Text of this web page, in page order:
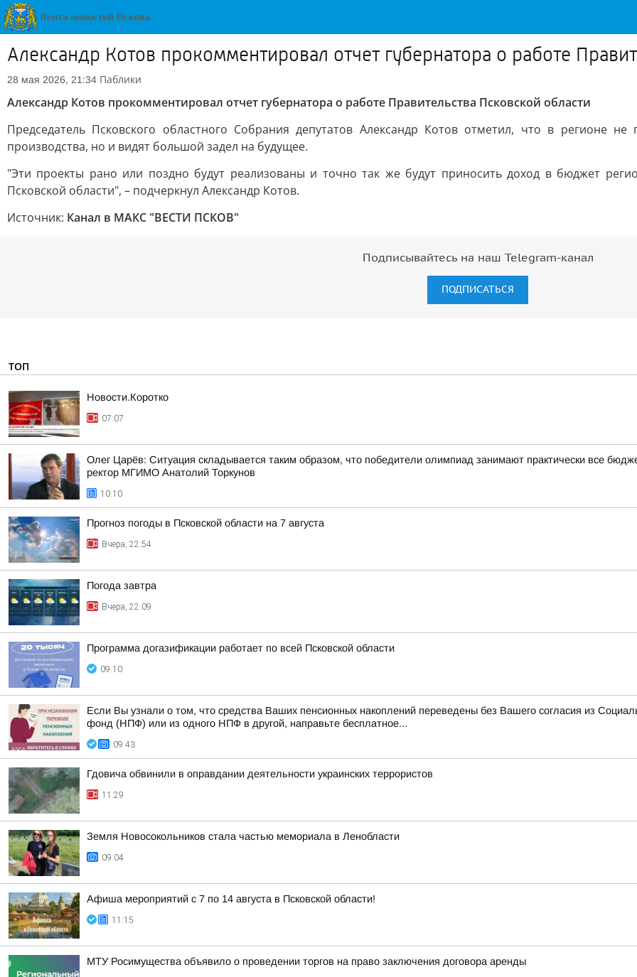
Александр Котов прокомментировал отчет губернатора о работе
28 мая 2026, 21:34 Паблики
Александр Котов прокомментировал отчет губернатора о работе Правительства Псковской области
Председатель Псковского областного Собрания депутатов Александр Котов отметил, что в регионе
производства, но и видят большой задел на будущее.
"Эти проекты рано или поздно будут реализованы и точно так же будут приносить доход в бюджет
Псковской области", – подчеркнул Александр Котов.
Источник: Канал в МАКС "ВЕСТИ ПСКОВ"
Подписывайтесь на наш Telegram-канал
ПОДПИСАТЬСЯ
ТОП
Новости.Коротко
07:07
Олег Царёв: Ситуация складывается таким образом, что победители олимпиад занимают практически все
ректор МГИМО Анатолий Торкунов
10:10
Прогноз погоды в Псковской области на 7 августа
Вчера, 22:54
Погода завтра
Вчера, 22:09
Программа догазификации работает по всей Псковской области
09:10
Если Вы узнали о том, что средства Ваших пенсионных накоплений переведены без Вашего согласия из
фонд (НПФ) или из одного НПФ в другой, направьте бесплатное...
09:43
Гдовича обвинили в оправдании деятельности украинских террористов
11:29
Земля Новосокольников стала частью мемориала в Ленобласти
09:04
Афиша мероприятий с 7 по 14 августа в Псковской области!
11:15
МТУ Росимущества объявило о проведении торгов на право заключения договора аренды